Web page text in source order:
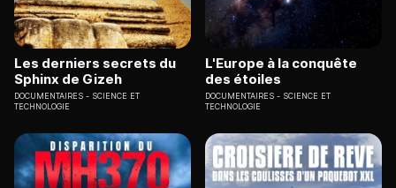
Les derniers secrets du
Sphinx de Gizeh
DOCUMENTAIRES
SCIENCE ET
TECHNOLOGIE
L'Europe à la conquête
des étoiles
DOCUMENTAIRES
SCIENCE ET
TECHNOLOGIE